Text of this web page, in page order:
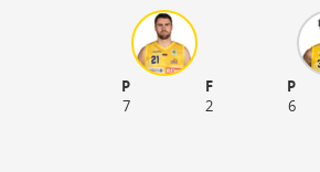
P
F
7
2
P
6